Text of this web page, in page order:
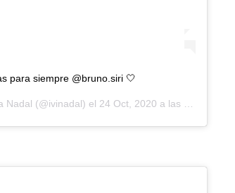
para siempre @bruno.siri 🤍
Nadal (@ivinadal) el 24 Oct, 2020 a las 3:32 PDT